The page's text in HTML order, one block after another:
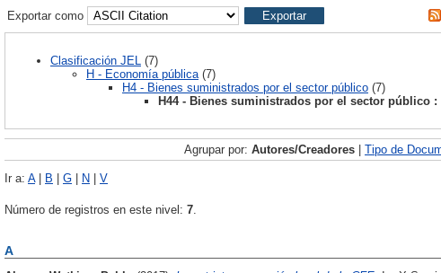
Exportar como
Clasificación JEL
(7)
H - Economía pública (7)
H4 - Bienes suministrados por el sector público (7)
H44 - Bienes suministrados por el sector público
Agrupar por: Autores/Creadores | Tipo de
Ir a: A| B | G | N | V
Número de registros en este nivel: 7
A